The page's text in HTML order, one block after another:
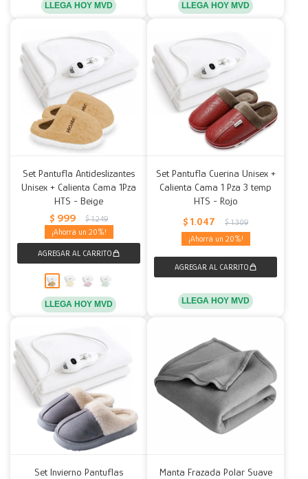
LLEGA HOY MVD LLEGA HOY MVD
Set Pantufla Antideslizantes
Unisex + Calienta Cama 1Pza
HTS - Beige
$ 999 $ 1.249
20
LLEGA HOY MVD
Set Pantufla Cuerina Unisex +
Calienta Cama 1 Pza 3 temp
HTS - Rojo
$ 1.047 $ 1.309
20
LLEGA HOY MVD
Set Invierno Pantuflas
Manta Frazada Polar Suave